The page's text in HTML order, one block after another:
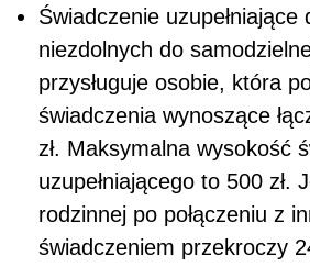
Świadczenie uzupełniające
niezdolnych do
przysługuje osobie, która
świadczenia wynoszące
zł. Maksymalna wysokość
uzupełniającego to 500 zł.
rodzinnej po połączeniu z
świadczeniem przekroczy